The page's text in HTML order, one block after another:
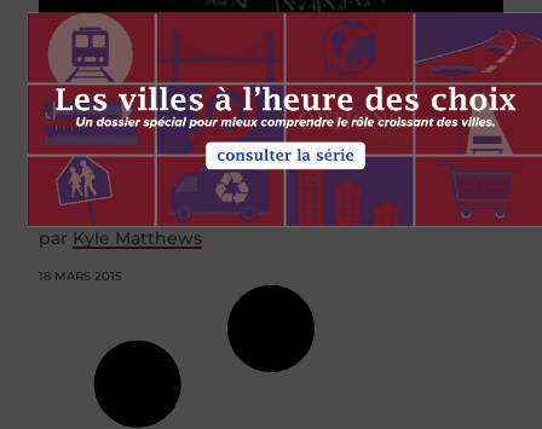
Five ways to fight ISIS online
par Kyle Matthews
18 MARS 2015